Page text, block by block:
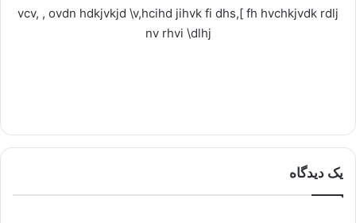
vcv, , ovdn hdkjvkjd \v,hcihd jihvk fi dhs,[ fh hvchkjvdk rdlj
nv rhvi \dlhj
یک دیدگاه